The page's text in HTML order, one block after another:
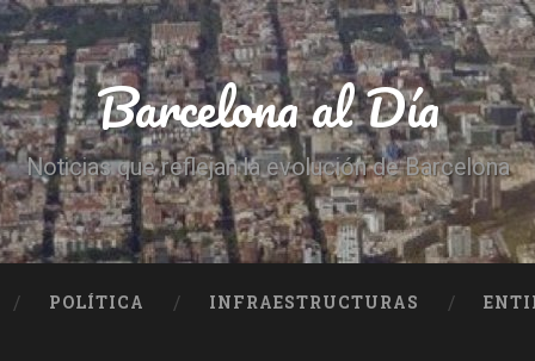
Barcelona al Día
Noticias que reflejan la evolución de Barcelona
POLÍTICA INFRAESTRUCTURAS